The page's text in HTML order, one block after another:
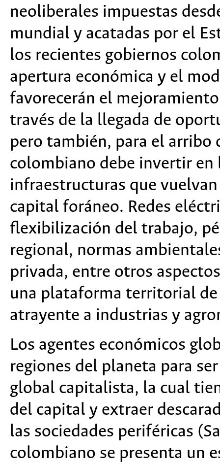
neoliberales impuestas
mundial y acatadas por el
los recientes gobiernos
apertura económica y el
favorecerán el
través de la llegada de
pero también, para el arribo
colombiano debe invertir en
infraestructuras que
capital foráneo. Redes
flexibilización del trabajo,
regional, normas
privada, entre otros
una plataforma territorial
atrayente a industrias y
Los agentes económicos
regiones del planeta para
global capitalista, la cual
del capital y extraer
las sociedades periféricas
colombiano se presenta un